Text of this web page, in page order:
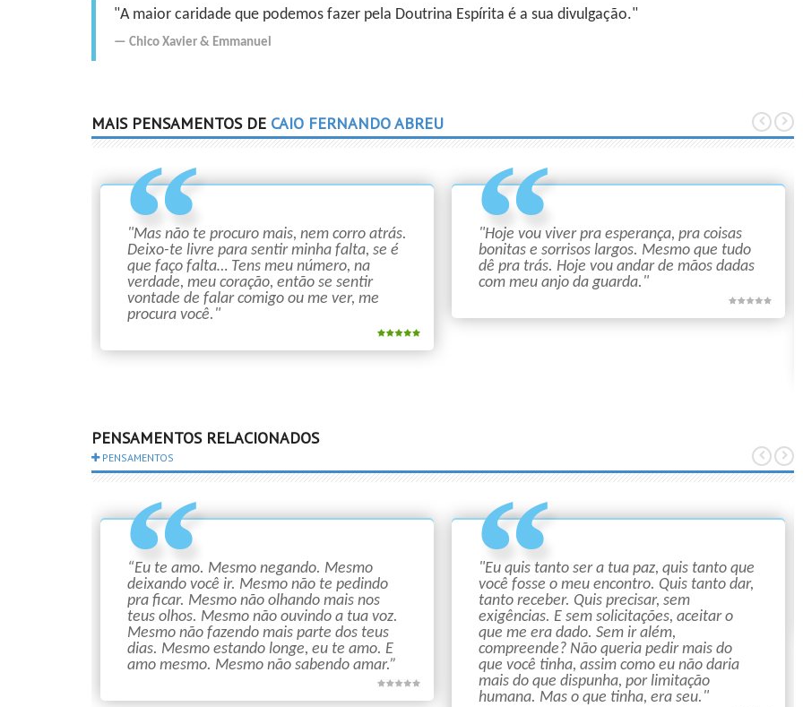
"A maior caridade que podemos fazer pela Doutrina Espírita é a sua divulgação."
Chico Xavier & Emmanuel
MAIS PENSAMENTOS DE CAIO FERNANDO ABREU
"Mas não te procuro mais, nem corro atrás.
Deixo-te livre para sentir minha falta, se é
que faço falta… Tens meu número, na
verdade, meu coração, então se sentir
vontade de falar comigo ou me ver, me
procura você."
"Hoje vou viver pra esperança, pra coisas
bonitas e sorrisos largos. Mesmo que tudo
dê pra trás. Hoje vou andar de mãos dadas
com meu anjo da guarda."
PENSAMENTOS RELACIONADOS
PENSAMENTOS
“Eu te amo. Mesmo negando. Mesmo
deixando você ir. Mesmo não te pedindo
pra ficar. Mesmo não olhando mais nos
teus olhos. Mesmo não ouvindo a tua voz.
Mesmo não fazendo mais parte dos teus
dias. Mesmo estando longe, eu te amo. E
amo mesmo. Mesmo não sabendo amar.”
"Eu quis tanto ser a tua paz, quis tanto que
você fosse o meu encontro. Quis tanto dar,
tanto receber. Quis precisar, sem
exigências. E sem solicitações, aceitar o
que me era dado. Sem ir além,
compreende? Não queria pedir mais do
que você tinha, assim como eu não daria
mais do que dispunha, por limitação
humana. Mas o que tinha, era seu."